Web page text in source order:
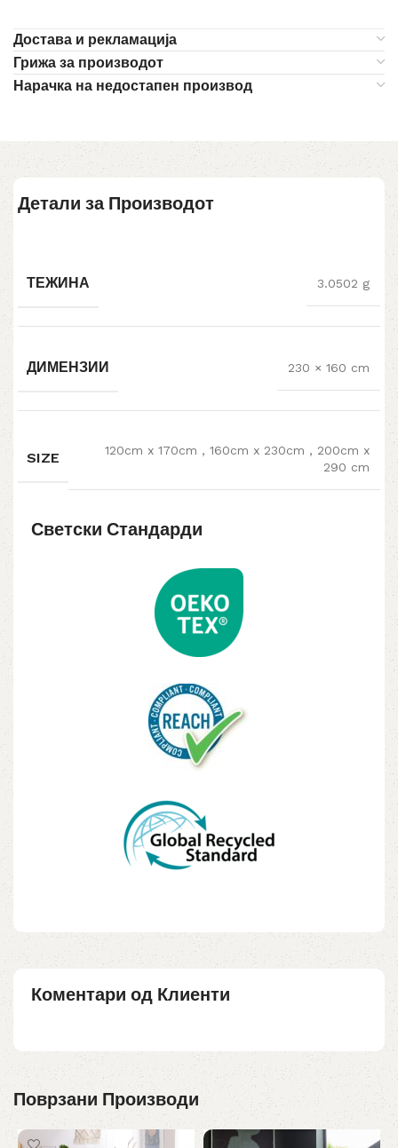
Достава и рекламација
Грижа за производот
Нарачка на недостапен производ
Детали за Производот
ТЕЖИНА 3.0502 g
ДИМЕНЗИИ 230 × 160 cm
SIZE 120cm x 170cm , 160cm x 230cm , 200cm x
290 cm
Светски Стандарди
Коментари од Клиенти
Поврзани Производи